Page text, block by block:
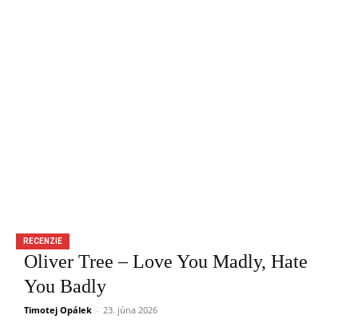
RECENZIE
Oliver Tree – Love You Madly, Hate
You Badly
Timotej Opálek - 23. júna 2026